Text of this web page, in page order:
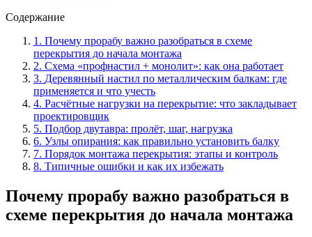
Содержание
1 . Почему прорабу важно разобраться в схеме
перекрытия до начала монтажа
2. Схема «профнастил + монолит»: как она работает
3. Деревянный настил по металлическим балкам: где
применяется и что учесть
4. Расчётные нагрузки на перекрытие: что закладывает
проектировщик
5. Подбор двутавра: пролёт, шаг, нагрузка
6. Узлы опирания: как правильно установить балку
7. Порядок монтажа перекрытия: этапы и контроль
8. Типичные ошибки и как их избежать
Почему прорабу важно разобраться в
схеме перекрытия до начала монтажа